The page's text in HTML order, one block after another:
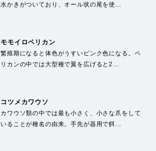
水かきがついており、オール状の尾を使…
モモイロペリカン
繁殖期になると体色がうすいピンク色になる。ペ
リカンの中では大型種で翼を広げると2…
コツメカワウソ
カワウソ類の中では最も小さく、小さな爪をして
いることが種名の由来。手先が器用で餌…